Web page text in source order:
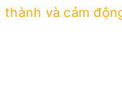
thành và cảm